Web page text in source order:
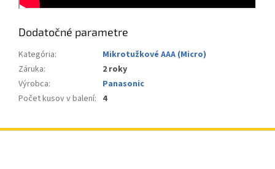
Dodatočné parametre
Kategória:
Mikrotužkové AAA (Micro)
Záruka:
2 roky
Výrobca:
Panasonic
Počet kusov v balení: 4